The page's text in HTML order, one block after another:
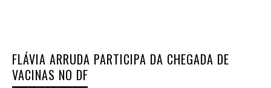
FLÁVIA ARRUDA PARTICIPA DA CHEGADA DE
VACINAS NO DF